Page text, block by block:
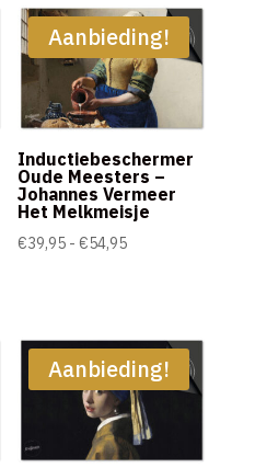
Aanbieding!
Inductiebeschermer
Oude Meesters –
Johannes Vermeer
Het Melkmeisje
€39,95 - €54,95Prijsklasse:
Aanbieding!